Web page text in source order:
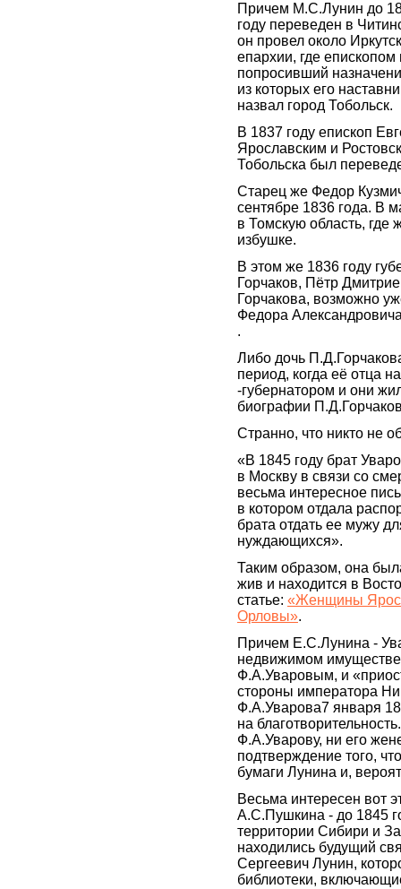
Причем М.С.Лунин до
году переведен в
он провел около
епархии, где
попросивший
из которых его
назвал город Тобольск.
В 1837 году епископ
Ярославским и
Тобольска был
Старец же Федор
сентябре 1836 года. В
в Томскую область, где
избушке.
В этом же 1836 году
Горчаков, Пётр
Горчакова, возможно
Федора
.
Либо дочь
период, когда её отца
-губернатором и они
биографии
Странно, что никто не
«В 1845 году брат
в Москву в связи со
весьма интересное
в котором отдала
брата отдать ее мужу
нуждающихся».
Таким образом, она
жив и находится в
статье: «Женщины
Орловы».
Причем Е.С.Лунина -
недвижимом
Ф.А.Уваровым, и
стороны императора
Ф.А.Уварова7 января
на
Ф.А.Уварову, ни его
подтверждение того,
бумаги Лунина и,
Весьма интересен вот
А.С.Пушкина - до 1845
территории Сибири и
находились будущий
Сергеевич Лунин,
библиотеки,